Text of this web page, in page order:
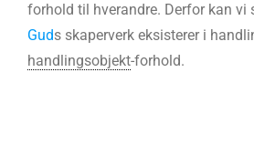
forhold til hverandre. Derfor kan vi
Guds skaperverk eksisterer i
handlingsobjekt-forhold.